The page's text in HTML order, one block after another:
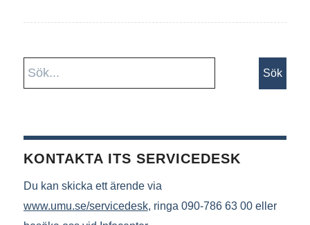
KONTAKTA ITS SERVICEDESK
Du kan skicka ett ärende via
www.umu.se/servicedesk, ringa 090-786 63 00 eller